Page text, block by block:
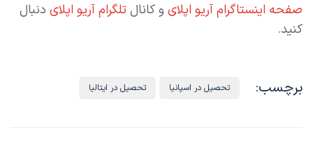
صفحه اینستاگرام آریو اپلایو کانالتلگرام آریو اپلای دنبال
کنید.
برچسب: تحصیل در اسپانیا تحصیل در ایتالیا